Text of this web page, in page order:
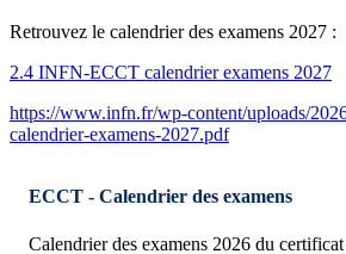
Retrouvez le calendrier des examens 2027 :
2.4 INFN-ECCT calendrier examens 2027
https://www.infn.fr/wp-content/uploads/
calendrier-examens-2027.pdf
ECCT - Calendrier des examens
Calendrier des examens 2026 du